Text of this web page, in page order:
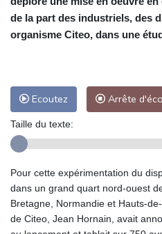
de la part des industriels, des
organisme Citeo, dans une
Ecoutez Arrête
Taille du texte:
Pour cette expérimentation du
dans un grand quart nord-ouest
Bretagne, Normandie et Hauts-
de Citeo, Jean Hornain, avait